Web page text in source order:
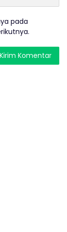
pada